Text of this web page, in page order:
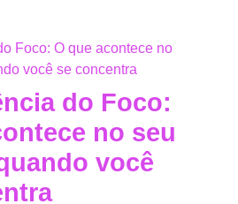
do Foco:
no seu
você